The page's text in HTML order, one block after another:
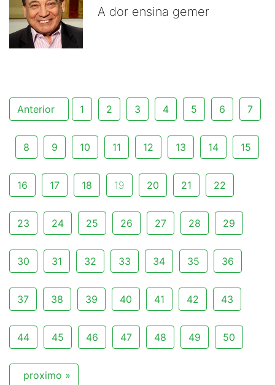
A dor ensina gemer
Anterior 1 2 3 4 5 6 7
8 9 10 11 12 13 14 15
16 17 18 19 20 21 22
23 24 25 26 27 28 29
30 31 32 33 34 35 36
37 38 39 40 41 42 43
44 45 46 47 48 49 50
proximo »